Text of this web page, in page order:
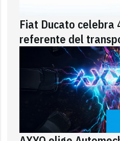
Fiat Ducato celebra
referente del